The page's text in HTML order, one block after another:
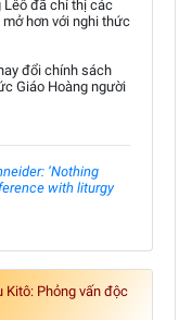
Lêô đã chỉ thị các
hơn với nghi thức
đổi chính sách
Giáo Hoàng người
‘Nothing
with liturgy
Kitô: Phỏng vấn độc